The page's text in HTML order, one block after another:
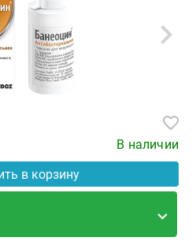
В наличии
в корзину